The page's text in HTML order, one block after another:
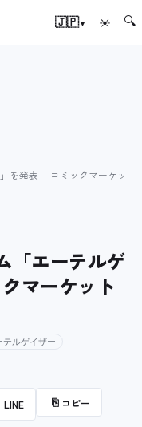
🇯🇵▾ ☀ 🔍
を発表 コミックマーケッ
「エーテルゲ
マーケット
テルゲイザー
LINE ⎘ コピー